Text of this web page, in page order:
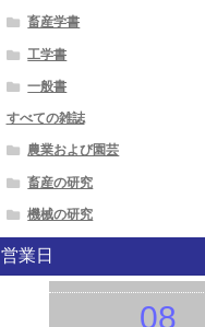
畜産学書
工学書
一般書
すべての雑誌
農業および園芸
畜産の研究
機械の研究
営業日
08